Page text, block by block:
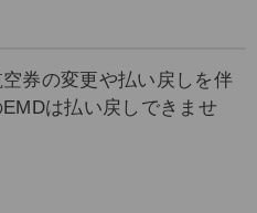
券の変更や払い戻しを伴
は払い戻しできませ